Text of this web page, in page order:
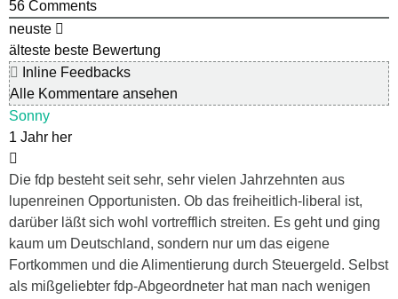
56 Comments
neuste
älteste beste Bewertung
Inline Feedbacks
Alle Kommentare ansehen
Sonny
1 Jahr her
Die fdp besteht seit sehr, sehr vielen Jahrzehnten aus
lupenreinen Opportunisten. Ob das freiheitlich-liberal ist,
darüber läßt sich wohl vortrefflich streiten. Es geht und ging
kaum um Deutschland, sondern nur um das eigene
Fortkommen und die Alimentierung durch Steuergeld. Selbst
als mißgeliebter fdp-Abgeordneter hat man nach wenigen